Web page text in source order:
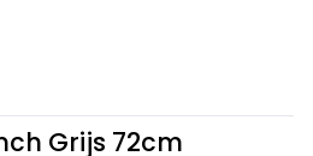
Grijs 72cm